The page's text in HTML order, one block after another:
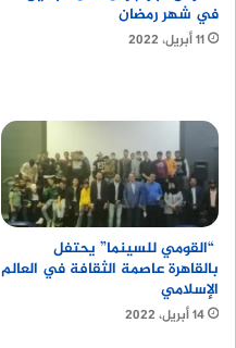
في شهر رمضان
11 أبريل، 2022
“القومي للسينما” يحتفل
بالقاهرة عاصمة الثقافة في العالم
الإسلامي
14 أبريل، 2022